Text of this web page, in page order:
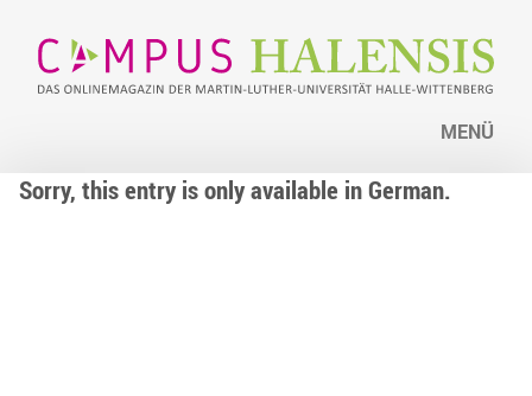
MENÜ
Sorry, this entry is only available in German.